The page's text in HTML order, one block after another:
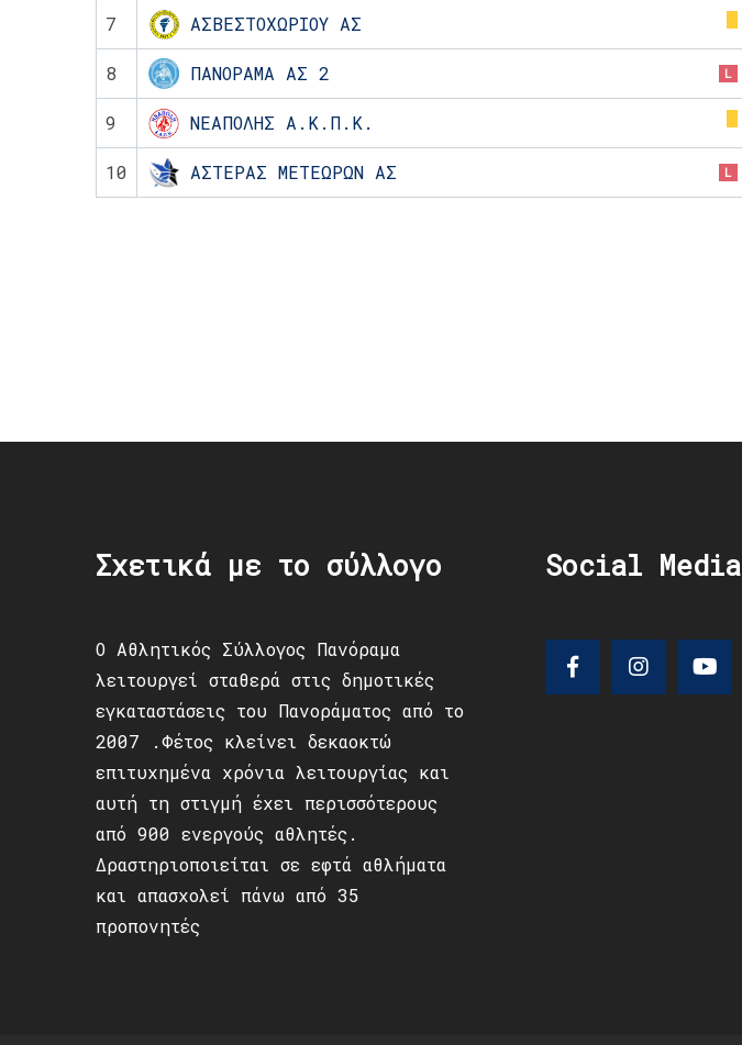
7 ΑΣΒΕΣΤΟΧΩΡΙΟΥ ΑΣ
8 ΠΑΝΟΡΑΜΑ ΑΣ 2 L
9 ΝΕΑΠΟΛΗΣ Α.Κ.Π.Κ.
10 ΑΣΤΕΡΑΣ ΜΕΤΕΩΡΩΝ ΑΣ L
Σχετικά με το σύλλογο
Ο Αθλητικός Σύλλογος Πανόραμα
λειτουργεί σταθερά στις δημοτικές
εγκαταστάσεις του Πανοράματος από το
2007 .Φέτος κλείνει δεκαοκτώ
επιτυχημένα χρόνια λειτουργίας και
αυτή τη στιγμή έχει περισσότερους
από 900 ενεργούς αθλητές.
Δραστηριοποιείται σε εφτά αθλήματα
και απασχολεί πάνω από 35
προπονητές
Social Media